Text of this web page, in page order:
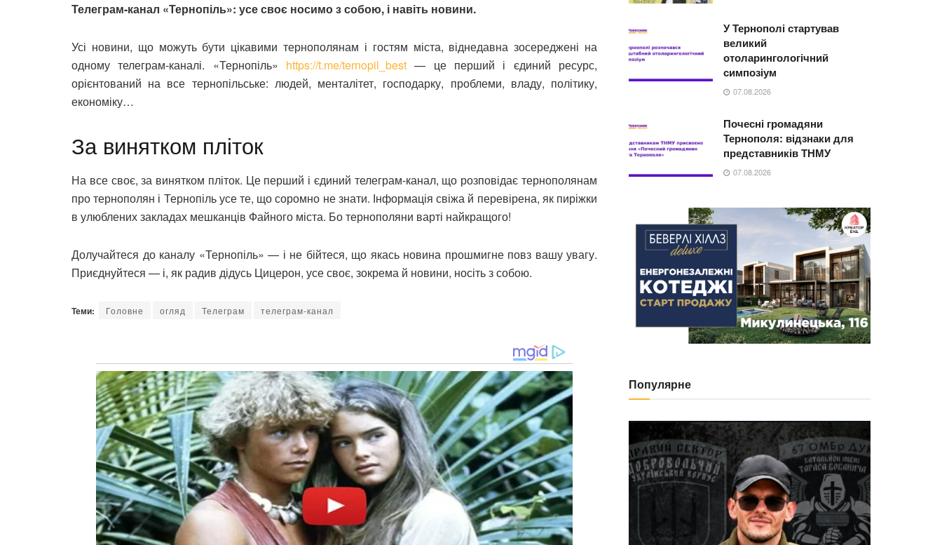
Телеграм-канал «Тернопіль»: усе своє носимо з собою, і навіть новини.
Усі новини, що можуть бути цікавими тернополянам і гостям міста, віднедавна зосереджені на
одному телеграм-каналі. «Тернопіль» https://t.me/ternopil_best — це перший і єдиний ресурс,
орієнтований на все тернопільське: людей, менталітет, господарку, проблеми, владу, політику,
економіку…
За винятком пліток
На все своє, за винятком пліток. Це перший і єдиний телеграм-канал, що розповідає тернополянам
про тернополян і Тернопіль усе те, що соромно не знати. Інформація свіжа й перевірена, як пиріжки
в улюблених закладах мешканців Файного міста. Бо тернополяни варті найкращого!
Долучайтеся до каналу «Тернопіль» — і не бійтеся, що якась новина прошмигне повз вашу увагу.
Приєднуйтеся — і, як радив дідусь Цицерон, усе своє, зокрема й новини, носіть з собою.
Теми: Головне огляд Телеграм телеграм-канал
У Тернополі стартував
великий
отоларингологічний
симпозіум
07.08.2026
Почесні громадяни
Тернополя: відзнаки для
представників ТНМУ
07.08.2026
Популярне